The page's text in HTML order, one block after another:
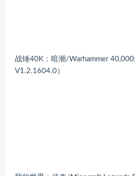
战锤40K：暗潮/Warhammer
V1.2.1604.0）